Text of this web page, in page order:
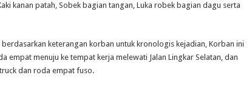
kanan patah, Sobek bagian tangan, Luka robek bagian dagu serta
keterangan korban untuk kronologis kejadian, Korban ini
empat menuju ke tempat kerja melewati Jalan Lingkar Selatan, dan
dan roda empat fuso.